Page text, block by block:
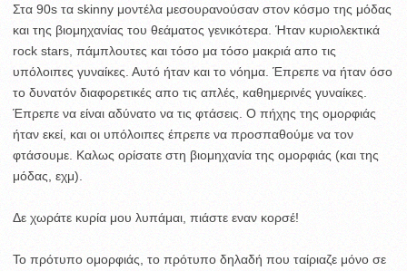
Στα 90s τα skinny μοντέλα μεσουρανούσαν στον κόσμο της μόδας
και της βιομηχανίας του θεάματος γενικότερα. Ήταν κυριολεκτικά
rock stars, πάμπλουτες και τόσο μα τόσο μακριά απο τις
υπόλοιπες γυναίκες. Αυτό ήταν και το νόημα. Έπρεπε να ήταν όσο
το δυνατόν διαφορετικές απο τις απλές, καθημερινές γυναίκες.
Έπρεπε να είναι αδύνατο να τις φτάσεις. Ο πήχης της ομορφιάς
ήταν εκεί, και οι υπόλοιπες έπρεπε να προσπαθούμε να τον
φτάσουμε. Καλως ορίσατε στη βιομηχανία της ομορφιάς (και της
μόδας, εχμ).
Δε χωράτε κυρία μου λυπάμαι, πιάστε εναν κορσέ!
Το πρότυπο ομορφιάς, το πρότυπο δηλαδή που ταίριαζε μόνο σε